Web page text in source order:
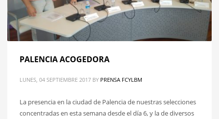
PALENCIA ACOGEDORA
LUNES, 04 SEPTIEMBRE 2017 BY PRENSA FCYLBM
La presencia en la ciudad de Palencia de nuestras selecciones
concentradas en esta semana desde el día 6, y la de diversos